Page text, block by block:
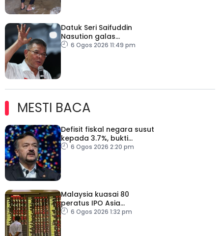
Datuk Seri Saifuddin
Nasution galas
sementara tugas
6 Ogos 2026 11:49 pm
MESTI BACA
Defisit fiskal negara susut
kepada 3.7%, bukti
keyakinan pelabur masih
6 Ogos 2026 2:20 pm
Malaysia kuasai 80
peratus IPO Asia
Tenggara, kumpul AS$1.4
6 Ogos 2026 1:32 pm